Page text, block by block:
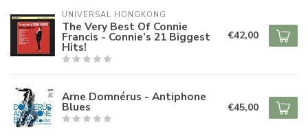
UNIVERSAL HONGKONG
The Very Best Of Connie
Francis - Connie’s 21 Biggest
Hits!
€42,00
Arne Domnérus - Antiphone
Blues €45,00